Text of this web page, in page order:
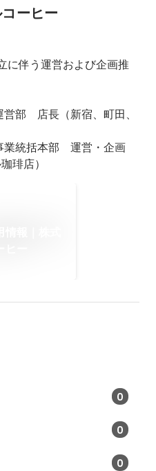
ーヒー
に伴う運営および企画推
部　店長（新宿、町田、
業統括本部　運営・企画
琲店）
0
0
0